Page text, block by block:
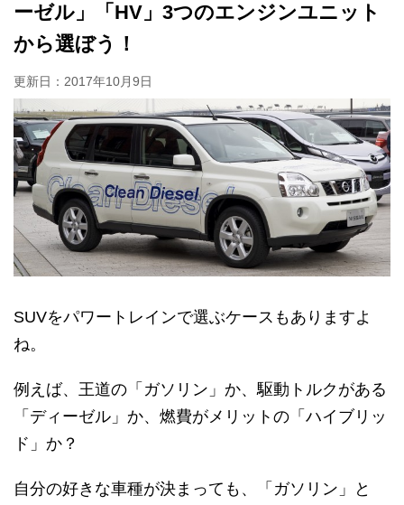
ーゼル」「HV」3つのエンジンユニット
から選ぼう！
更新日： 2017年10月9日
SUVをパワートレインで選ぶケースもありますよ
ね。
例えば、王道の「 ガソリン 」か、駆動トルクがある
「 ディーゼル 」か、燃費がメリットの「 ハイブリッ
ド 」か？
自分の好きな車種が決まっても、「ガソリン」と